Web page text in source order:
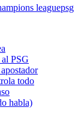
leaguepsg
PSG
todo
habla)